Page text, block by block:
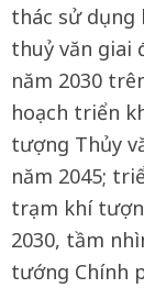
thác sử dụng
thuỷ văn giai
năm 2030
hoạch triển
tượng Thủy
năm 2045;
trạm khí
2030, tầm
tướng Chính